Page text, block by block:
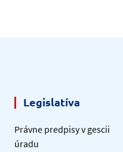
Legislatíva
Právne predpisy v gescii
úradu